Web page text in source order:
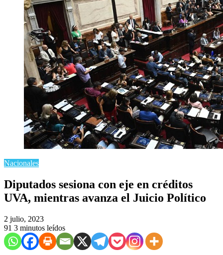
Nacionales
Diputados sesiona con eje en créditos
UVA, mientras avanza el Juicio Político
2 julio, 2023
91 3 minutos leídos